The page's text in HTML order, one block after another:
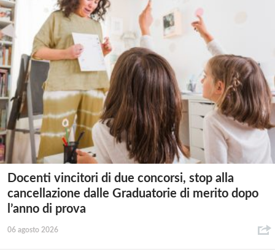
Docenti vincitori di due concorsi, stop alla
cancellazione dalle Graduatorie di merito dopo
l’anno di prova
06 agosto 2026